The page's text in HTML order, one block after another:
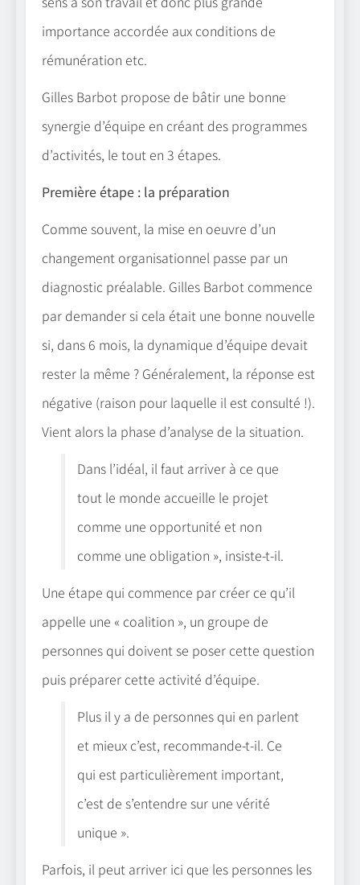
importance accordée aux conditions de
rémunération etc.
Gilles Barbot propose de bâtir une bonne
synergie d’équipe en créant des programmes
d’activités, le tout en 3 étapes.
Première étape : la préparation
Comme souvent, la mise en oeuvre d’un
changement organisationnel passe par un
diagnostic préalable. Gilles Barbot commence
par demander si cela était une bonne nouvelle
si, dans 6 mois, la dynamique d’équipe devait
rester la même ? Généralement, la réponse est
négative (raison pour laquelle il est consulté !).
Vient alors la phase d’analyse de la situation.
Dans l’idéal, il faut arriver à ce que
tout le monde accueille le projet
comme une opportunité et non
comme une obligation », insiste-t-il.
Une étape qui commence par créer ce qu’il
appelle une « coalition », un groupe de
personnes qui doivent se poser cette question
puis préparer cette activité d’équipe.
Plus il y a de personnes qui en parlent
et mieux c’est, recommande-t-il. Ce
qui est particulièrement important,
c’est de s’entendre sur une vérité
unique ».
Parfois, il peut arriver ici que les personnes les